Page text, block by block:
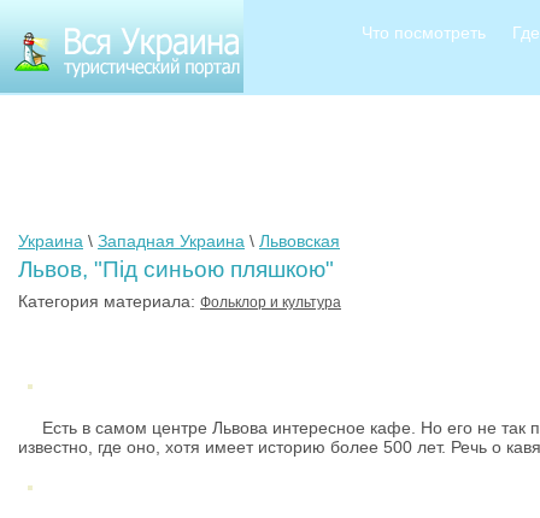
Что посмотреть
Украина \ Западная Украина \ Львовская
Львов, "Під синьою пляшкою"
Категория материала: Фольклор и культура
Есть в самом центре Львова интересное кафе. Но его не так
известно, где оно, хотя имеет историю более 500 лет. Речь о